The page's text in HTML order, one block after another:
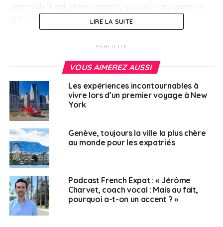
qu’apprécient les architectes d’intérieurs américains
qui sont prêts à dépenser plus pour le « Made in
France ».
Les avantages de l’événement:
Des rencontres B to B avec des prescripteurs
Des visites de cabinets et de showrooms
d’acteurs clé du marché newyorkais
Découverte du marché et de ses acteurs avec
des visites exclusives de cabinets d’architectes
et de showrooms de marques françaises
implantées aux USA
LIRE LA SUITE
PUBLICITÉ
VOUS AIMEREZ AUSSI
Les expériences incontournables à
vivre lors d’un premier voyage à New
York
Genève, toujours la ville la plus chère
au monde pour les expatriés
Podcast French Expat : « Jérôme
Charvet, coach vocal : Mais au fait,
pourquoi a-t-on un accent ? »